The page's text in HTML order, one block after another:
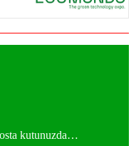
kutunuzda…